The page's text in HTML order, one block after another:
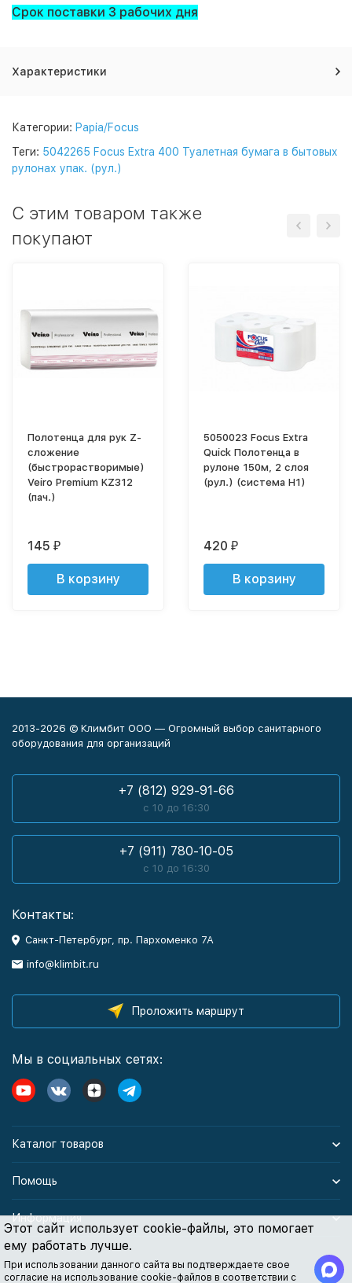
Этот сайт использует cookie-файлы, это помогает
ему работать лучше.
При использовании данного сайта вы подтверждаете свое
согласие на использование cookie-файлов в соответствии с
Срок поставки 3 рабочих дня
Характеристики
Категории: Papia/Focus
Теги: 5042265 Focus Extra 400 Туалетная бумага в бытовых
рулонах упак. (рул.)
C этим товаром также
покупают
Полотенца для рук Z-
сложение
(быстрорастворимые)
Veiro Premium KZ312
(пач.)
145 ₽
В корзину
5050023 Focus Extra
Quick Полотенца в
рулоне 150м, 2 слоя
(рул.) (система H1)
420 ₽
В корзину
2013-2026 © Климбит ООО — Огромный выбор санитарного
оборудования для организаций
+7 (812) 929-91-66
с 10 до 16:30
+7 (911) 780-10-05
с 10 до 16:30
Контакты:
Санкт-Петербург, пр. Пархоменко 7А
info@klimbit.ru
Проложить маршрут
Мы в социальных сетях:
Каталог товаров
Помощь
Информация
Политика персональных данных